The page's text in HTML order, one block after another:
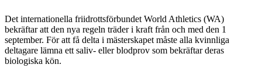
Det internationella friidrottsförbundet World Athletics (WA)
bekräftar att den nya regeln träder i kraft från och med den 1
september. För att få delta i mästerskapet måste alla kvinnliga
deltagare lämna ett saliv- eller blodprov som bekräftar deras
biologiska kön.